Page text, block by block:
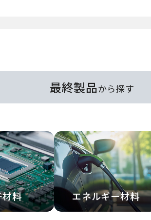
最終製品から探す
料 エネルギー材料